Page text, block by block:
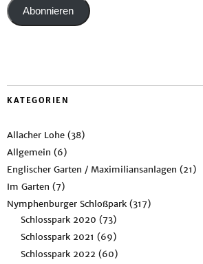
Abonnieren
KATEGORIEN
Allacher Lohe (38)
Allgemein (6)
Englischer Garten / Maximiliansanlagen (21)
Im Garten (7)
Nymphenburger Schloßpark (317)
Schlosspark 2020 (73)
Schlosspark 2021 (69)
Schlosspark 2022 (60)